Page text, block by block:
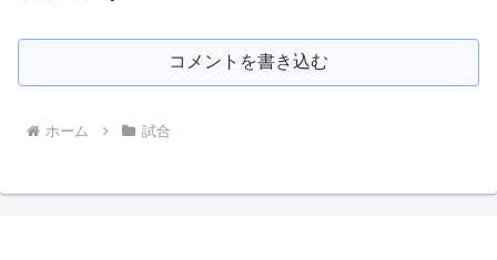
コメントを書き込む
ホーム 試合